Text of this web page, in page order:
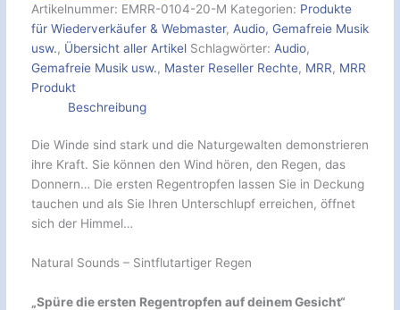
Artikelnummer: EMRR-0104-20-M Kategorien: Produkte
für Wiederverkäufer & Webmaster, Audio, Gemafreie Musik
usw., Übersicht aller Artikel Schlagwörter: Audio,
Gemafreie Musik usw., Master Reseller Rechte, MRR, MRR
Produkt
Beschreibung
Die Winde sind stark und die Naturgewalten demonstrieren
ihre Kraft. Sie können den Wind hören, den Regen, das
Donnern… Die ersten Regentropfen lassen Sie in Deckung
tauchen und als Sie Ihren Unterschlupf erreichen, öffnet
sich der Himmel…
Natural Sounds – Sintflutartiger Regen
„Spüre die ersten Regentropfen auf deinem Gesicht“